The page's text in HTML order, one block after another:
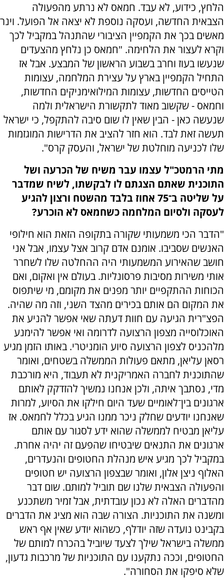
הלחץ, כידוע, לא עבד. חמאס לא נרתע מהפעולה
הצבאית החדשה, ועסקה נוספת לא יצאה אל הפועל. וינר
מאשים בכך את הקמפיין הציבורי שהתנהל במקביל לכך
וקרא לעצור את הלחימה. "חמאס כן נלחץ מהצעדים
שנעשו בעוז וחרב בשבוע הראשון של המבצע. אבל אז
התחיל הקמפיין בארץ על עצירת המלחמה, עצומות
הטייסים החדשות, עצומות המילואימניקים החדשות,
וחמאס - שקשוב מאוד לתקשורת הישראלית ולמה
שנעשה כאן - הבין שאין לו שום סיבה להתקפל, כי ישראל
תעשה זאת לבד. הוא חזר להציב את הדרישות המוגזמות
שלו לכניעה מוחלטת של ישראל, והעסק קרס".
מתי הרמטכ"ל עצמו עבר משיח של הכרעה ושל
התוכנית שאתם הצגתם לו לבקשתו, לשיח שמדבר
על שליטה ב־75 אחוז בלבד מהשטח ורצון להגיע
לעסקה ולסיום המלחמה כשחמאס לא הוכרע?
"הדבר הכי משמעותי שקורה בתקופה הזאת הוא חילופי
האנשים שסביבו. אומנם אדם קרוב אצל עצמו, אבל אני
חושב שהאירוע המשמעותי היה ההחלטה שלו לשחרר
אותי משירות מסיבות פרסונליות. בעולם אין ואקום, ואם
הכוחות ההתקפיים יותר מפנים את מקומם, מי שיתפוס
את המקום הם אותם בכירים מהצד השני, וזה מה שהיה.
הפצ"רית הגיעה עם חוות דעתה שאי אפשר להניע את
האוכלוסייה מצפון הרצועה לדרומה ואי אפשר להימנע
מלהכניס לצפון הרצועה סיוע הומניטרי. באותו הזמן מגיע
רסאן עליאן, מתאם פעולות הממשלה בשטחים, ואומר
שהתוכנית לחברה האמריקנית לא תעבוד, היא מורכבת
מדי, נסתבך איתה, ולכן אנחנו נמשיך להזדקק לאותם
ארגונים בין־לאומיים שעד היום חילקו את הסיוע, למרות
שאנחנו יודעים שחלק ניכר ממנו הגיע בכלל לחמאס. אז
עליאן מבטיח לממשלה שהוא ידע לסגור עם אותם
ארגונים את התנאים שיבטיחו שהפעם זה יהיה אחרת.
במקביל לכך מגיע איש מנהלת החטופים והנעדרים,
האלוף ניצן אלון, ואומר שבצפון הרצועה יש חטופים
והפעולה הצבאית שלנו שם תוביל למותם. שום דבר
מהדברים האלה לא נכון עובדתית, אבל זמיר משתכנע
ומשנה את התוכניות. הצורה שבה הוא מציג את הדברים
בקבינט נועדה שזה יודלף, כשהוא יודע שאין אף ראש
ממשלה בישראל שילך לצעד שיוביל בהכרח למותם של
החטופים, וככה נתקענו עם התוכניות של מרכבות גדעון,
שלא סיפקו את הסחורה".